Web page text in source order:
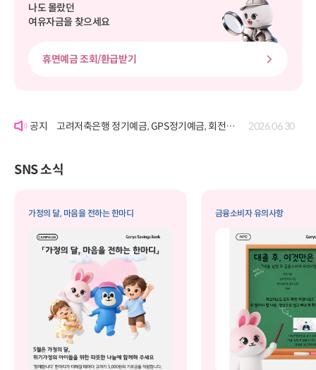
나도 몰랐던
여유자금을 찾으세요
휴면예금 조회/환급받기
고려저축은행 정기예금, GPS정기예금, 회전정기예금, GPS회전정기예금, 자유적립예금, 퇴직연금정기예금, 보고파플러스 파킹통장(기업포함)의 금리 변경 공시
2026.06.30
SNS 소식
가정의 달, 마음을 전하는 한마디 금융소비자 유의사항